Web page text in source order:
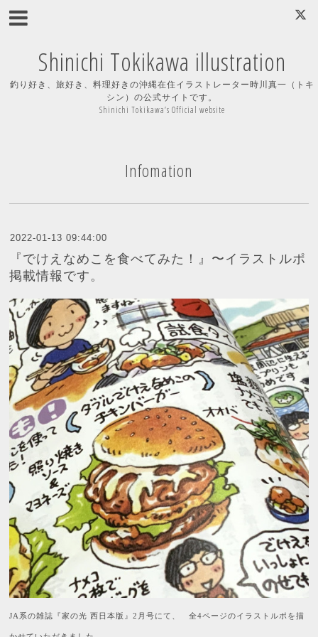
Shinichi Tokikawa illustration
釣り好き、旅好き、料理好きの沖縄在住イラストレーター時川真一（トキ
シン）の公式サイトです。
Shinichi Tokikawa’s Official website
Infomation
2022-01-13 09:44:00
『でけえなめこを食べてみた！』〜イラストルポ
掲載情報です。
JA 系の雑誌『家の光 西日本版』2 月号にて、 全4ページのイラストルポを描